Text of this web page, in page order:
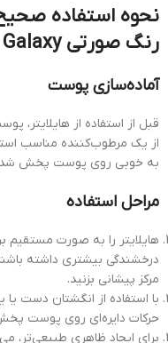
نحوه استفاده
رنگ صورتی Heart Galaxy
آماده‌سازی پوست
قبل از استفاده از هایلایتر،
از یک مرطوب‌کننده مناسب
به خوبی روی پوست پخش شده
مراحل استفاده
هایلایتر را به صورت
درخشندگی بیشتری داشته
مرکز پیشانی بزنید.
با استفاده از انگشتان دست یا
حرکات دایره‌ای روی پوست
برای ایجاد ظاهری طبیعی‌تر،